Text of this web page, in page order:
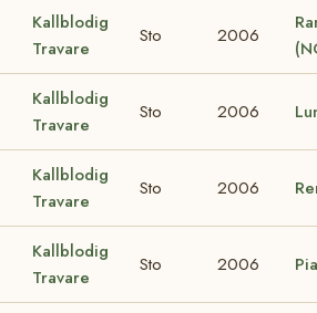
Kallblodig
Travare
Sto 2006
Kallblodig
Travare
Sto 2006
Kallblodig
Travare
Sto 2006
Kallblodig
Travare
Sto 2006